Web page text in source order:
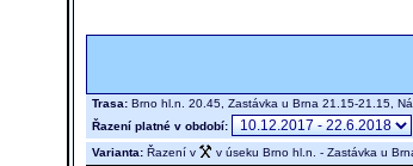
Trasa: Brno hl.n. 20.45, Zastávka u Brna 21.15-21.15,
Řazení platné v období:
Varianta: Řazení v v úseku Brno hl.n. - Zastávka u